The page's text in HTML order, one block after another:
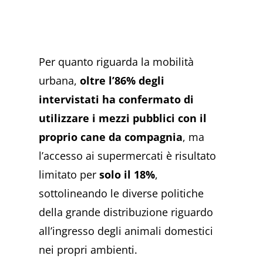
Per quanto riguarda la mobilità
urbana,oltre l’86% degli
intervistati ha confermato di
utilizzare i mezzi pubblici con il
proprio cane da compagnia, ma
l’accesso ai supermercati è risultato
limitato persolo il 18%,
sottolineando le diverse politiche
della grande distribuzione riguardo
all’ingresso degli animali domestici
nei propri ambienti.